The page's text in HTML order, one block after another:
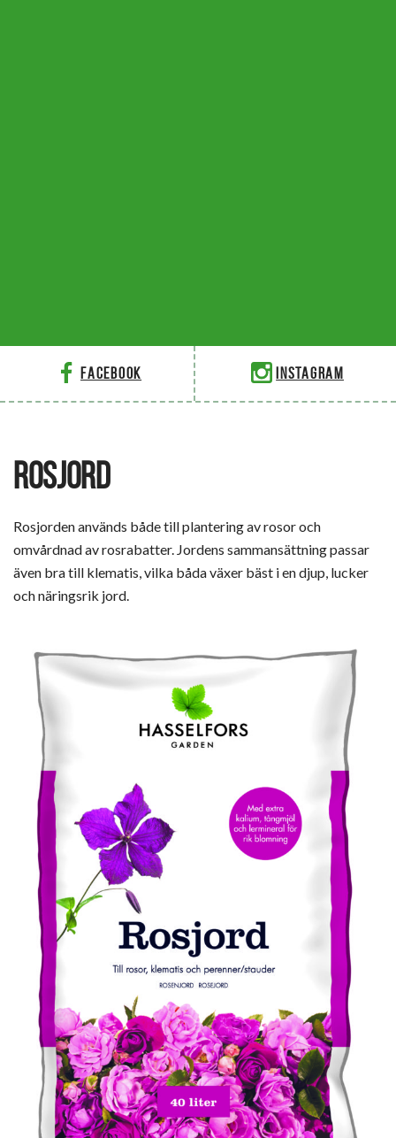
Facebook Instagram
ROSJORD
Rosjorden används både till plantering av rosor och
omvårdnad av rosrabatter. Jordens sammansättning passar
även bra till klematis, vilka båda växer bäst i en djup, lucker
och näringsrik jord.